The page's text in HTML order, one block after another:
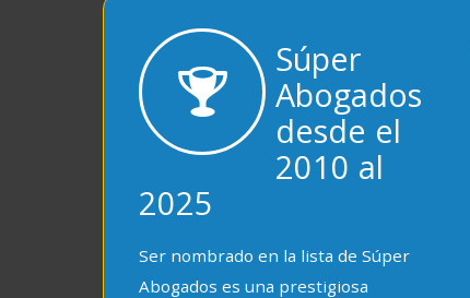
Súper
Abogados
desde el
2010 al
2025
Ser nombrado en la lista de Súper
Abogados es una prestigiosa